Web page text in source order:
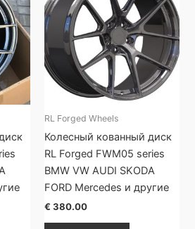
RL Forged Wheels
Колесный кованный диск
RL Forged FWM05 series
BMW VW AUDI SKODA
FORD Mercedes и другие
€ 380.00